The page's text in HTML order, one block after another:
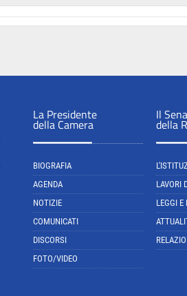
La Presidente
della Camera
BIOGRAFIA
AGENDA
NOTIZIE
COMUNICATI
DISCORSI
FOTO/VIDEO
Il
della
LAVORI
LEGGI E